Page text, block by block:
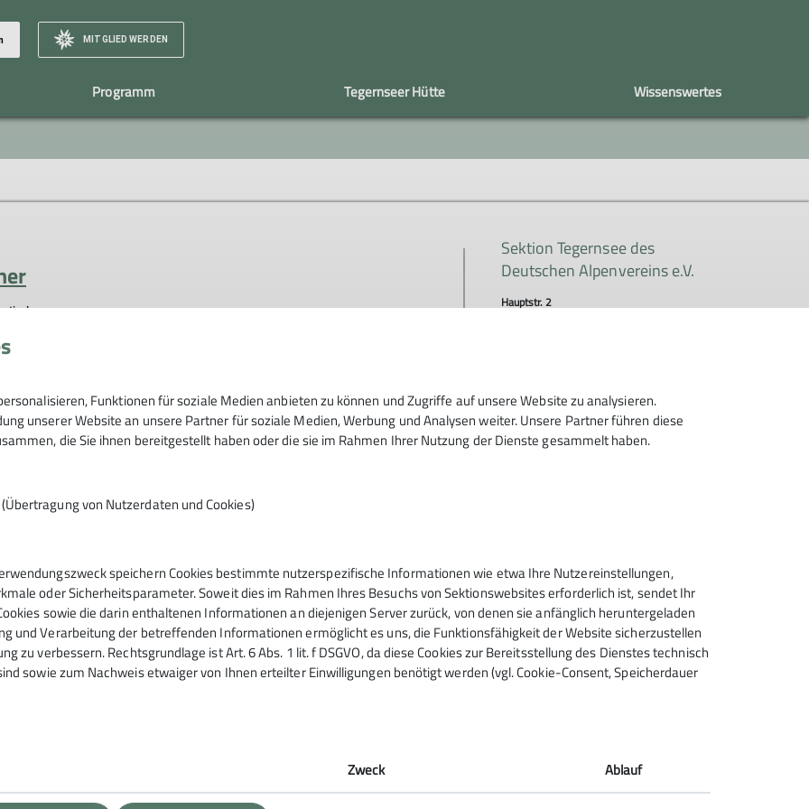
MITGLIED WERDEN
Geschäftsstelle Team / Vorstand Berggeist
Programm
Gruppen Bergmomente
Tegernseer Hütte Wissenswertes
Naturschutz Bergfilmfestival Bergsteigerdörfer
nachhaltig am Tegernsee
Sektion Tegernsee des
Deutschen Alpenvereins e.V.
Hauptstr. 2
Kontakt
Funktionen für soziale Medien anbieten zu können und Zugriffe auf unsere Website zu analysieren.
unserer Website an unsere Partner für soziale Medien, Werbung und Analysen weiter. Unsere Partner führen diese
die Sie ihnen bereitgestellt haben oder die sie im Rahmen Ihrer Nutzung der Dienste gesammelt haben.
von Nutzerdaten und Cookies)
speichern Cookies bestimmte nutzerspezifische Informationen wie etwa Ihre Nutzereinstellungen,
oder Sicherheitsparameter. Soweit dies im Rahmen Ihres Besuchs von Sektionswebsites erforderlich ist, sendet Ihr
sowie die darin enthaltenen Informationen an diejenigen Server zurück, von denen sie anfänglich heruntergeladen
und Verarbeitung der betreffenden Informationen ermöglicht es uns, die Funktionsfähigkeit der Website sicherzustellen
zu verbessern. Rechtsgrundlage ist Art. 6 Abs. 1 lit. f DSGVO, da diese Cookies zur Bereitsstellung des Dienstes technisch
sowie zum Nachweis etwaiger von Ihnen erteilter Einwilligungen benötigt werden (vgl. Cookie-Consent, Speicherdauer
Zweck Ablauf